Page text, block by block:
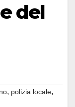
del
, polizia locale,